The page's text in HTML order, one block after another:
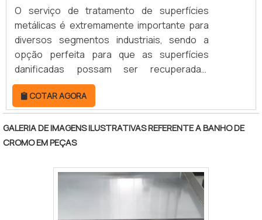
O serviço de tratamento de superfícies
metálicas é extremamente importante para
diversos segmentos industriais, sendo a
opção perfeita para que as superfícies
danificadas possam ser recuperadas,
voltando a atuar na função com
excelência. No processo de tratamento são
aplicados diversos tipos de metais ou ligas
metálicas sobre a superfície que deve ser
recuperada, sendo definidos de acordo com
que se encontra em recuperação. MAIS
INFORMAÇÕES SOBRE O
SERVIÇODependendo do processo e do
material utilizado no serviço de tratamento
COTAR AGORA
GALERIA DE IMAGENS ILUSTRATIVAS REFERENTE A BANHO DE
CROMO EM PEÇAS